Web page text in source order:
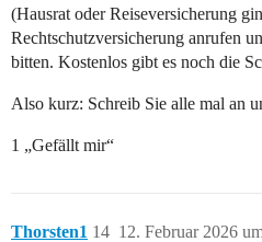
(Hausrat oder Reiseversicherung
Rechtschutzversicherung anrufen
bitten. Kostenlos gibt es noch die
Also kurz: Schreib Sie alle mal an
1 „Gefällt mir“
Thorsten1 12. Februar 2026
14